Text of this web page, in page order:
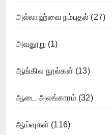
அல்லாஹ்வை நம்புதல் (27)
அவதூறு (1)
ஆங்கில நூல்கள் (13)
ஆடை அலங்காரம்(32)
ஆய்வுகள் (116)